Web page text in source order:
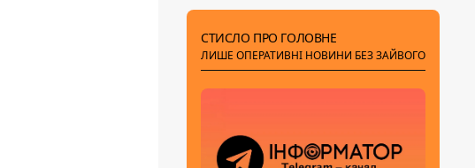
СТИСЛО ПРО ГОЛОВНЕ
ЛИШЕ ОПЕРАТИВНІ НОВИНИ БЕЗ ЗАЙВОГО